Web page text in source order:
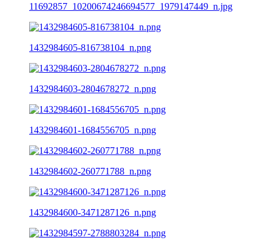
11692857_10200674246694577_1979147449_n.jpg
1432984605-816738104_n.png
1432984603-2804678272_n.png
1432984601-1684556705_n.png
1432984602-260771788_n.png
1432984600-3471287126_n.png